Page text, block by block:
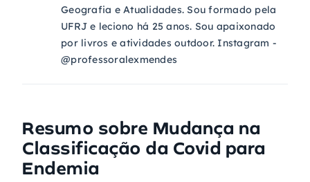
Geografia e Atualidades. Sou formado pela
UFRJ e leciono há 25 anos. Sou apaixonado
por livros e atividades outdoor. Instagram -
@professoralexmendes
Resumo sobre Mudança na
Classificação da Covid para
Endemia